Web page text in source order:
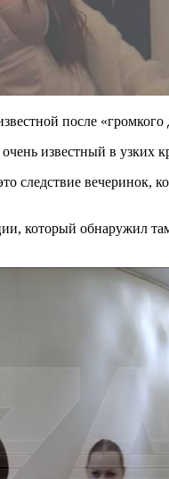
после
известный в
следствие
который обнаружил